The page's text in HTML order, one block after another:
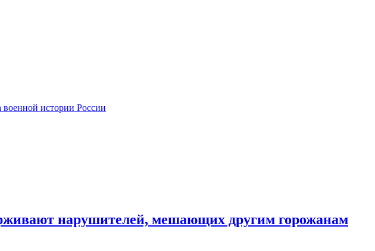
истории России
нарушителей, мешающих другим горожанам